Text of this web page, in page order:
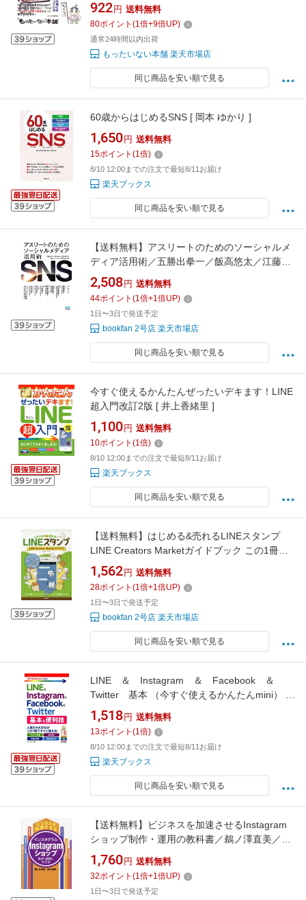
配達対応】
922 円 送料無料
80ポイント (1倍+9倍UP)
通常24時間以内出荷
もったいない本舗 楽天市場店
同じ商品を安い順で見る
60歳からはじめるSNS [ 岡本 ゆかり ]
1,650 円 送料無料
15ポイント (1倍)
8/10 12:00までの注文で最短8/11お届け
楽天ブックス
同じ商品を安い順で見る
【送料無料】アスリートのためのソーシャルメ
ディア活用術／五勝出拳一／飯高悠太／江藤美
帆
2,508 円 送料無料
44ポイント (1倍+1倍UP)
1日〜3日で発送予定
bookfan 2号店 楽天市場店
同じ商品を安い順で見る
今すぐ使えるかんたんぜったいデキます！LINE
超入門改訂2版 [ 井上香緒里 ]
1,100 円 送料無料
10ポイント (1倍)
8/10 12:00までの注文で最短8/11お届け
楽天ブックス
同じ商品を安い順で見る
【送料無料】はじめる&売れるLINEスタンプ
LINE Creators Marketガイドブック この1冊で
作り方から売り方まで全部わかる!／スタラボ／
ナイスク
1,562 円 送料無料
28ポイント (1倍+1倍UP)
1日〜3日で発送予定
bookfan 2号店 楽天市場店
同じ商品を安い順で見る
LINE ＆ Instagram ＆ Facebook ＆
Twitter 基本 （今すぐ使えるかんたんmini） [
リンクアップ ]
1,518 円 送料無料
13ポイント (1倍)
8/10 12:00までの注文で最短8/11お届け
楽天ブックス
同じ商品を安い順で見る
【送料無料】ビジネスを加速させるInstagram
ショップ制作・運用の教科書／鵜ノ澤直美／田
村憲孝
1,760 円 送料無料
32ポイント (1倍+1倍UP)
1日〜3日で発送予定